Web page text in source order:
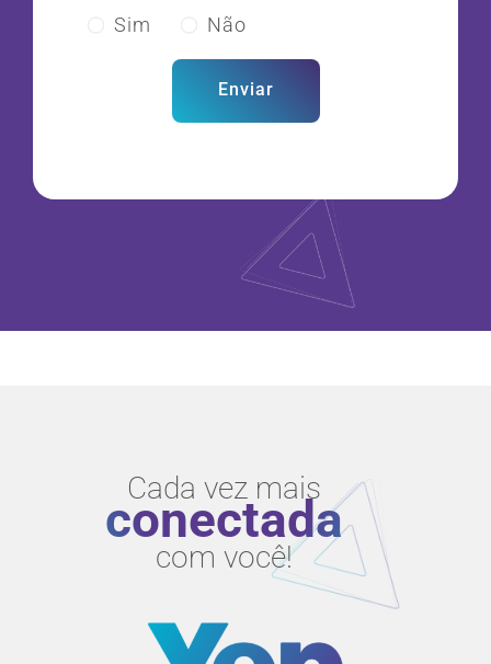
Sim
Não
Enviar
Cada vez mais
conectada
com você!